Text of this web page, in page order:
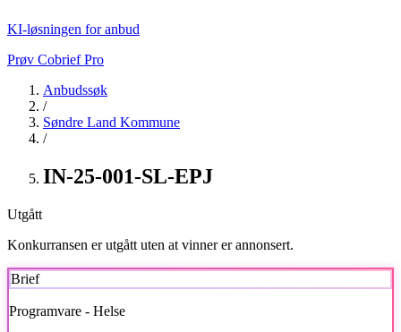
KI-løsningen for anbud
Prøv Cobrief Pro
Anbudssøk
/
Søndre Land Kommune
/
IN-25-001-SL-EPJ
Utgått
Konkurransen er utgått uten at vinner er annonsert.
Brief
Programvare - Helse